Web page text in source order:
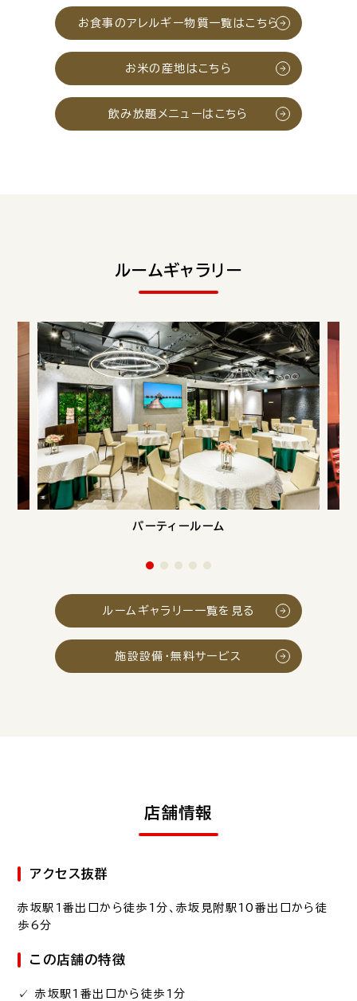
お食事のアレルギー物質一覧はこちら
お米の産地はこちら
飲み放題メニューはこちら
ルームギャラリー
パーティールーム
ルームギャラリー一覧を見る
施設設備・無料サービス
店舗情報
アクセス抜群
赤坂駅1番出口から徒歩1分 、赤坂見附駅10番出口から徒
歩6分
この店舗の特徴
✓ 赤坂駅1番出口から徒歩1分